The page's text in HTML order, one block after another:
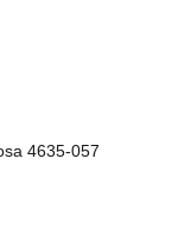
4635-057